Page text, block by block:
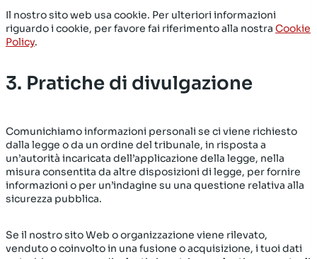
Il nostro sito web usa cookie. Per ulteriori informazioni
riguardo i cookie, per favore fai riferimento alla nostra Cookie
Policy.
3. Pratiche di divulgazione
Comunichiamo informazioni personali se ci viene richiesto
dalla legge o da un ordine del tribunale, in risposta a
un’autorità incaricata dell’applicazione della legge, nella
misura consentita da altre disposizioni di legge, per fornire
informazioni o per un’indagine su una questione relativa alla
sicurezza pubblica.
Se il nostro sito Web o organizzazione viene rilevato,
venduto o coinvolto in una fusione o acquisizione, i tuoi dati